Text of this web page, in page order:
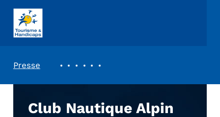
ASSOCIATION TOURISME ET HANDICAPS
Presse
Club Nautique Alpin